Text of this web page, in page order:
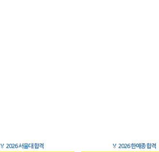
🏅 2026 서울대 합격 🏅 2026 한예종 합격